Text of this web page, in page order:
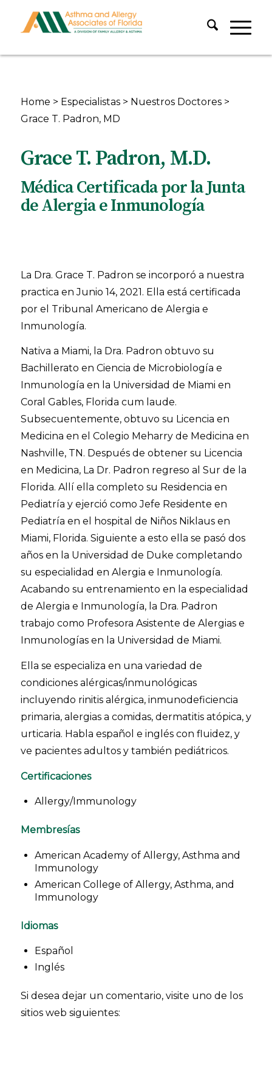
Home > Especialistas> Nuestros Doctores>
Grace T. Padron, MD
Grace T. Padron, M.D.
Médica Certificada por la Junta
de Alergia e Inmunología
La Dra. Grace T. Padron se incorporó a nuestra
practica en Junio 14, 2021. Ella está certificada
por el Tribunal Americano de Alergia e
Inmunología.
Nativa a Miami, la Dra. Padron obtuvo su
Bachillerato en Ciencia de Microbiología e
Inmunología en la Universidad de Miami en
Coral Gables, Florida cum laude.
Subsecuentemente, obtuvo su Licencia en
Medicina en el Colegio Meharry de Medicina en
Nashville, TN. Después de obtener su Licencia
en Medicina, La Dr. Padron regreso al Sur de la
Florida. Allí ella completo su Residencia en
Pediatría y ejerció como Jefe Residente en
Pediatría en el hospital de Niños Niklaus en
Miami, Florida. Siguiente a esto ella se pasó dos
años en la Universidad de Duke completando
su especialidad en Alergia e Inmunología.
Acabando su entrenamiento en la especialidad
de Alergia e Inmunología, la Dra. Padron
trabajo como Profesora Asistente de Alergias e
Inmunologías en la Universidad de Miami.
Ella se especializa en una variedad de
condiciones alérgicas/inmunológicas
incluyendo rinitis alérgica, inmunodeficiencia
primaria, alergias a comidas, dermatitis atópica, y
urticaria. Habla español e inglés con fluidez, y
ve pacientes adultos y también pediátricos.
Certificaciones
Allergy/Immunology
Membresías
American Academy of Allergy, Asthma and
Immunology
American College of Allergy, Asthma, and
Immunology
Idiomas
Español
Inglés
Si desea dejar un comentario, visite uno de los
sitios web siguientes: